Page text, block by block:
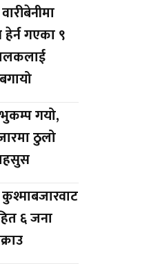
गएका ९
गयो,
ठुलो
६ जना